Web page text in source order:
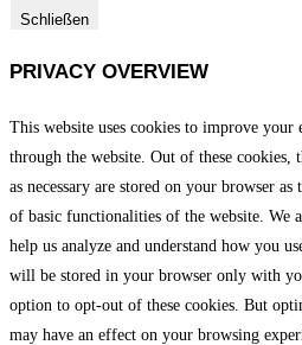
Schließen
PRIVACY OVERVIEW
This website uses cookies to improve your
through the website. Out of these cookies,
as necessary are stored on your browser
of basic functionalities of the website. We
help us analyze and understand how you
will be stored in your browser only with
option to opt-out of these cookies. But
may have an effect on your browsing